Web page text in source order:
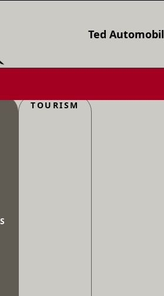
Ted Automobil
TOURISM